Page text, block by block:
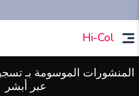
Hi-Col
المنشورات الموسومة بـ
عبر أبشر